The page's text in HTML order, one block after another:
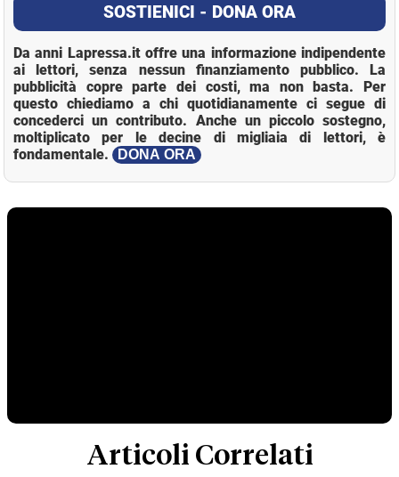
SOSTIENICI - DONA ORA
Da anni Lapressa.it offre una informazione indipendente
ai lettori, senza nessun finanziamento pubblico. La
pubblicità copre parte dei costi, ma non basta. Per
questo chiediamo a chi quotidianamente ci segue di
concederci un contributo. Anche un piccolo sostegno,
moltiplicato per le decine di migliaia di lettori, è
fondamentale.
DONA ORA
Articoli Correlati